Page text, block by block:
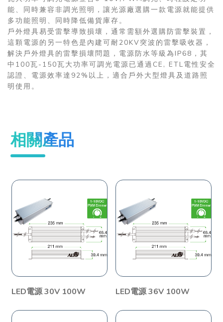
能、同時兼容非調光照明，讓光源廠選購一款電源就能提供
多功能照明、同時降低備貨庫存。
戶外燈具易受雷擊導致損壞，通常需額外選購防雷擊裝置，
這顆電源的另一特色是內建可耐20KV突波的雷擊吸收器，
解決戶外燈具的雷擊損壞問題，電源防水等級為IP68，其
中100瓦-150瓦大功率可調光電源已通過CE, ETL電性安全
認證、電源效率達92%以上，適合戶外大型燈具及道路照
明使用。
相關產品
LED電源 30V 100W LED電源 36V 100W